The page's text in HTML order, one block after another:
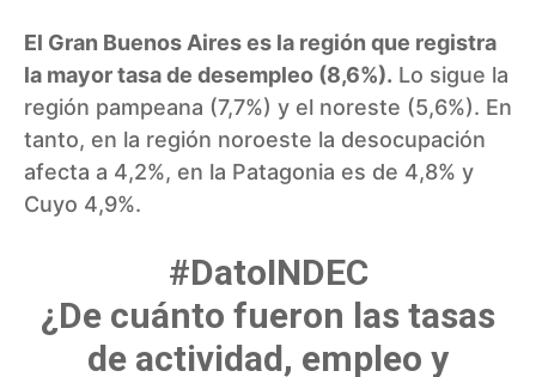
El Gran Buenos Aires es la región que registra
la mayor tasa de desempleo (8,6%). Lo sigue la
región pampeana (7,7%) y el noreste (5,6%). En
tanto, en la región noroeste la desocupación
afecta a 4,2%, en la Patagonia es de 4,8% y
Cuyo 4,9%.
#DatoINDEC
¿De cuánto fueron las tasas
de actividad, empleo y